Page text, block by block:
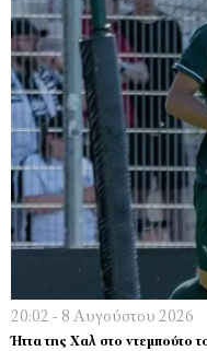
20:02 - 8 Αυγούστου 2026
Ήττα της Χαλ στο ντεμπούτο